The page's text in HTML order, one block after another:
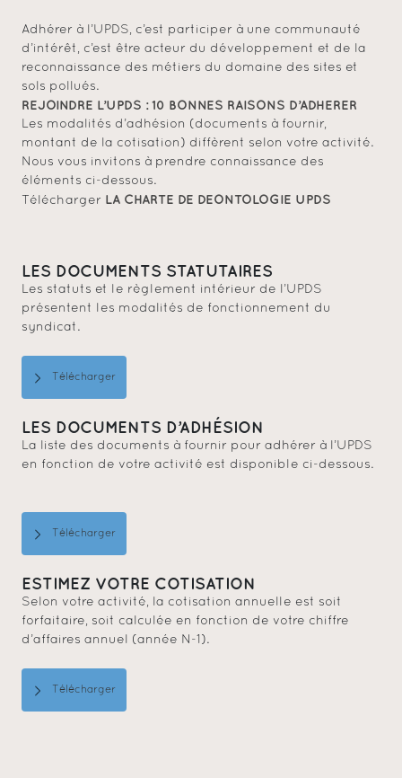
Adhérer à l’UPDS, c’est participer à une communauté
d’intérêt, c’est être acteur du développement et de la
reconnaissance des métiers du domaine des sites et
sols pollués.
REJOINDRE L’UPDS : 10 BONNES RAISONS D’ADHERER
Les modalités d’adhésion (documents à fournir,
montant de la cotisation) diffèrent selon votre activité.
Nous vous invitons à prendre connaissance des
éléments ci-dessous.
Télécharger LA CHARTE DE DEONTOLOGIE UPDS
LES DOCUMENTS STATUTAIRES
Les statuts et le règlement intérieur de l’UPDS
présentent les modalités de fonctionnement du
syndicat.
Télécharger
LES DOCUMENTS D’ADHÉSION
La liste des documents à fournir pour adhérer à l’UPDS
en fonction de votre activité est disponible ci-dessous.
Télécharger
ESTIMEZ VOTRE COTISATION
Selon votre activité, la cotisation annuelle est soit
forfaitaire, soit calculée en fonction de votre chiffre
d’affaires annuel (année N-1).
Télécharger